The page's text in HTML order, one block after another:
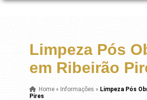
Limpeza Pós
em Ribeirão
Home» Informações » Limpeza Pós
Pires